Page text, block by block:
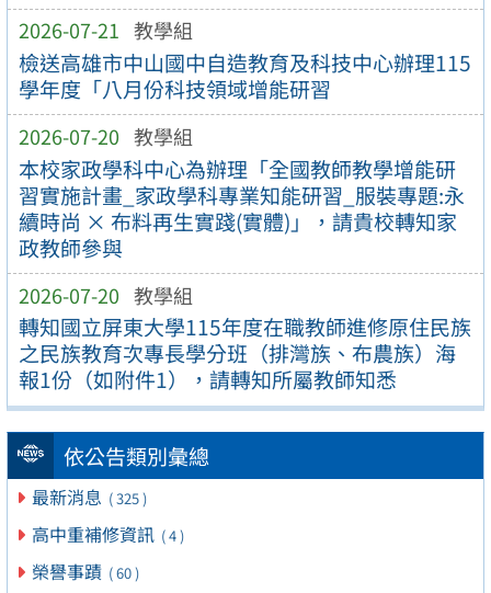
2026-07-21 教學組
檢送高雄市中山國中自造教育及科技中心辦理115
學年度「八月份科技領域增能研習
2026-07-20 教學組
本校家政學科中心為辦理「全國教師教學增能研
習實施計畫_家政學科專業知能研習_服裝專題:永
續時尚 × 布料再生實踐(實體)」，請貴校轉知家
政教師參與
2026-07-20 教學組
轉知國立屏東大學115年度在職教師進修原住民族
之民族教育次專長學分班（排灣族、布農族）海
報1份（如附件1），請轉知所屬教師知悉
依公告類別彙總
最新消息 ( 325 )
高中重補修資訊 ( 4 )
榮譽事蹟 ( 60 )